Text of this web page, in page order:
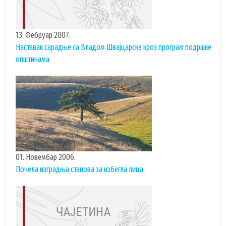
13. Фебруар 2007.
Наставак сарадње са Владом Швајцарске кроз програм подршке
општинама
01. Новембар 2006.
Почела изградња станова за избегла лица